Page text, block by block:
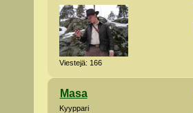
Viestejä: 166
Masa
Kyyppari